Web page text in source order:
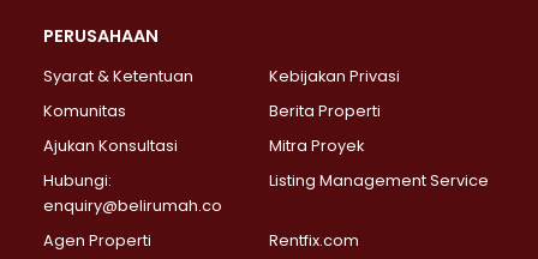
Properti Dijual di Lebak Bulus >
Properti Dijual di Gandaria Selatan >
Properti Dijual di Pondok Labu >
Properti Dijual di Lenteng Agung >
Properti Dijual di Senayan >
Properti Dijual di Pondok Pinang >
PERUSAHAAN
Syarat & Ketentuan
Kebijakan Privasi
Komunitas
Berita Properti
Ajukan Konsultasi
Mitra Proyek
Hubungi:
enquiry@belirumah.co
Listing Management Service
Agen Properti Rentfix.com